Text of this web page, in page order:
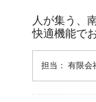
人が集う、
快適機能で
担当： 有限会